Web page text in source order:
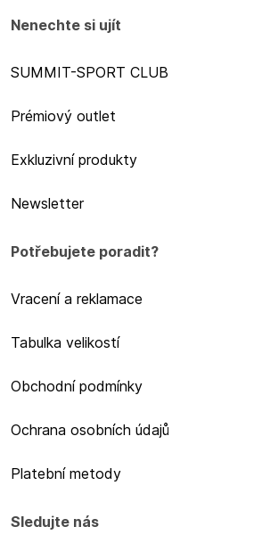
Nenechte si ujít
SUMMIT-SPORT CLUB
Prémiový outlet
Exkluzivní produkty
Newsletter
Potřebujete poradit?
Vracení a reklamace
Tabulka velikostí
Obchodní podmínky
Ochrana osobních údajů
Platební metody
Sledujte nás